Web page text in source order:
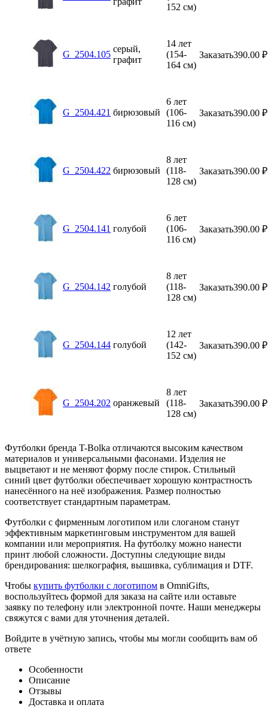
152 см)
G_2504.105
серый,
графит
14 лет
(154-
164 см)
Заказать390.00 ₽
G_2504.421 бирюзовый
6 лет
(106-
116 см)
Заказать390.00 ₽
G_2504.422 бирюзовый
8 лет
(118-
128 см)
Заказать390.00 ₽
G_2504.141 голубой
6 лет
(106-
116 см)
Заказать390.00 ₽
G_2504.142 голубой
8 лет
(118-
128 см)
Заказать390.00 ₽
G_2504.144 голубой
12 лет
(142-
152 см)
Заказать390.00 ₽
G_2504.202 оранжевый
8 лет
(118-
128 см)
Заказать390.00 ₽
Футболки бренда T-Bolka отличаются высоким качеством
материалов и универсальными фасонами. Изделия не
выцветают и не меняют форму после стирок. Стильный
синий цвет футболки обеспечивает хорошую контрастность
нанесённого на неё изображения. Размер полностью
соответствует стандартным параметрам.
Футболки с фирменным логотипом или слоганом станут
эффективным маркетинговым инструментом для вашей
компании или мероприятия. На футболку можно нанести
принт любой сложности. Доступны следующие виды
брендирования: шелкография, вышивка, сублимация и DTF.
Чтобы купить футболки с логотипом в OmniGifts,
воспользуйтесь формой для заказа на сайте или оставьте
заявку по телефону или электронной почте. Наши менеджеры
свяжутся с вами для уточнения деталей.
Войдите в учётную запись, чтобы мы могли сообщить вам об
ответе
Особенности
Описание
Отзывы
Доставка и оплата